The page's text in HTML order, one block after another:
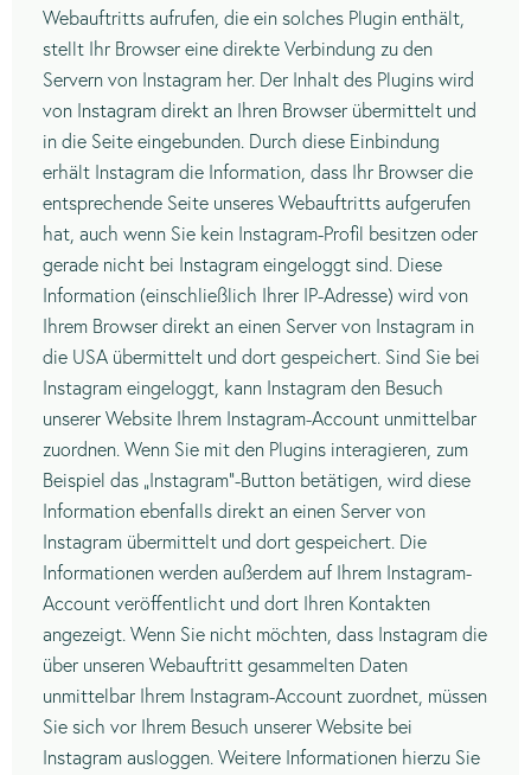
Webauftritts aufrufen, die ein solches Plugin enthält,
stellt Ihr Browser eine direkte Verbindung zu den
Servern von Instagram her. Der Inhalt des Plugins wird
von Instagram direkt an Ihren Browser übermittelt und
in die Seite eingebunden. Durch diese Einbindung
erhält Instagram die Information, dass Ihr Browser die
entsprechende Seite unseres Webauftritts aufgerufen
hat, auch wenn Sie kein Instagram-Profil besitzen oder
gerade nicht bei Instagram eingeloggt sind. Diese
Information (einschließlich Ihrer IP-Adresse) wird von
Ihrem Browser direkt an einen Server von Instagram in
die USA übermittelt und dort gespeichert. Sind Sie bei
Instagram eingeloggt, kann Instagram den Besuch
unserer Website Ihrem Instagram-Account unmittelbar
zuordnen. Wenn Sie mit den Plugins interagieren, zum
Beispiel das „Instagram“-Button betätigen, wird diese
Information ebenfalls direkt an einen Server von
Instagram übermittelt und dort gespeichert. Die
Informationen werden außerdem auf Ihrem Instagram-
Account veröffentlicht und dort Ihren Kontakten
angezeigt. Wenn Sie nicht möchten, dass Instagram die
über unseren Webauftritt gesammelten Daten
unmittelbar Ihrem Instagram-Account zuordnet, müssen
Sie sich vor Ihrem Besuch unserer Website bei
Instagram ausloggen. Weitere Informationen hierzu Sie